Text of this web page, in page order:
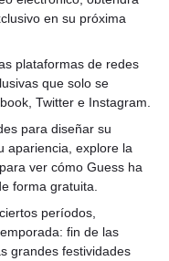
en su próxima
plataformas de redes
que solo se
Twitter e Instagram.
para diseñar su
apariencia, explore la
ver cómo Guess ha
forma gratuita.
períodos,
fin de las
grandes festividades